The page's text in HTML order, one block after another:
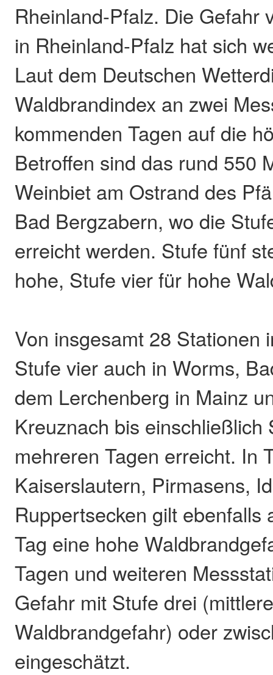
Rheinland-Pfalz. Die Gefahr
in Rheinland-Pfalz hat sich
Laut dem Deutschen
Waldbrandindex an zwei
kommenden Tagen auf die
Betroffen sind das rund 550
Weinbiet am Ostrand des
Bad Bergzabern, wo die
erreicht werden. Stufe fünf
hohe, Stufe vier für hohe
Von insgesamt 28 Stationen
Stufe vier auch in Worms,
dem Lerchenberg in Mainz
Kreuznach bis einschließlich
mehreren Tagen erreicht. In
Kaiserslautern, Pirmasens,
Ruppertsecken gilt ebenfalls
Tag eine hohe
Tagen und weiteren
Gefahr mit Stufe drei
Waldbrandgefahr) oder
eingeschätzt.